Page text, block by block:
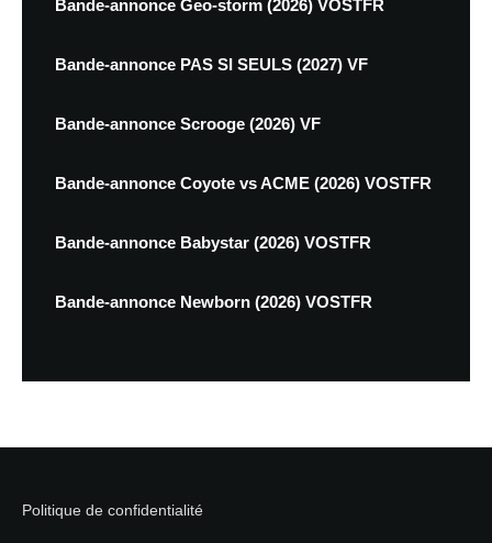
Bande-annonce Geo-storm (2026) VOSTFR
Bande-annonce PAS SI SEULS (2027) VF
Bande-annonce Scrooge (2026) VF
Bande-annonce Coyote vs ACME (2026) VOSTFR
Bande-annonce Babystar (2026) VOSTFR
Bande-annonce Newborn (2026) VOSTFR
Politique de confidentialité